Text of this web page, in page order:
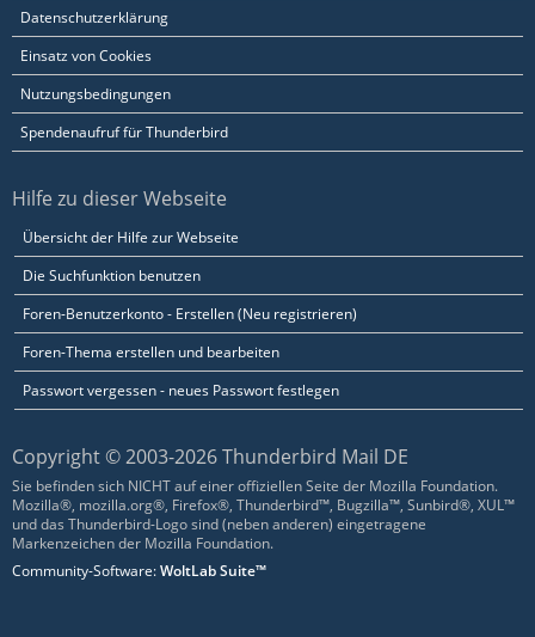
Datenschutzerklärung
Einsatz von Cookies
Nutzungsbedingungen
Spendenaufruf für Thunderbird
Hilfe zu dieser Webseite
Übersicht der Hilfe zur Webseite
Die Suchfunktion benutzen
Foren-Benutzerkonto - Erstellen (Neu registrieren)
Foren-Thema erstellen und bearbeiten
Passwort vergessen - neues Passwort festlegen
Copyright © 2003-2026 Thunderbird Mail DE
Sie befinden sich NICHT auf einer offiziellen Seite der Mozilla Foundation.
Mozilla®, mozilla.org®, Firefox®, Thunderbird™, Bugzilla™, Sunbird®, XUL™
und das Thunderbird-Logo sind (neben anderen) eingetragene
Markenzeichen der Mozilla Foundation.
Community-Software:WoltLab Suite™